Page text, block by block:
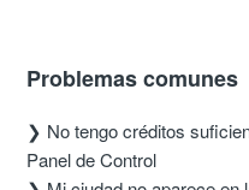
Problemas comunes
❯ No tengo créditos
Panel de Control